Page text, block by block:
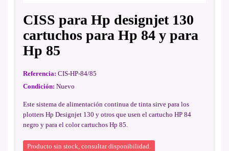
CISS para Hp designjet 130
cartuchos para Hp 84 y para
Hp 85
Referencia: CIS-HP-84/85
Condición: Nuevo
Este sistema de alimentación continua de tinta sirve para los
plotters Hp Designjet 130 y otros que usen el cartucho HP 84
negro y para el color cartuchos Hp 85.
Producto sin stock, consultar disponibilidad.